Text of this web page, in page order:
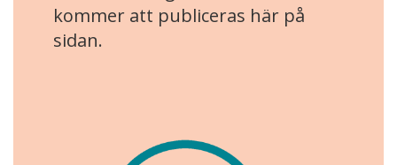
kommer att publiceras här på
sidan.